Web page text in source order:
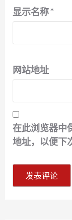
显示名称*
网站地址
在此浏览器中
地址，以便下